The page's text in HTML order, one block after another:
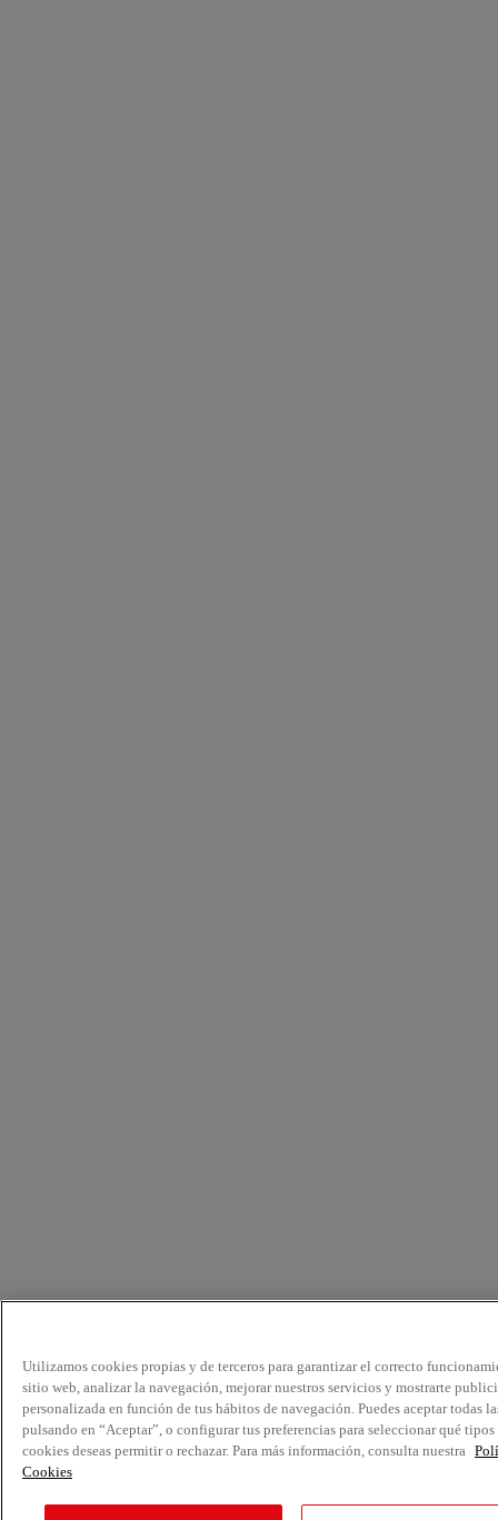
Utilizamos cookies propias y de terceros para garantizar el correcto
sitio web, analizar la navegación, mejorar nuestros servicios y mostrarte
personalizada en función de tus hábitos de navegación. Puedes aceptar todas
pulsando en “Aceptar”, o configurar tus preferencias para seleccionar qué tipos
cookies deseas permitir o rechazar. Para más información, consulta nuestra
Cookies